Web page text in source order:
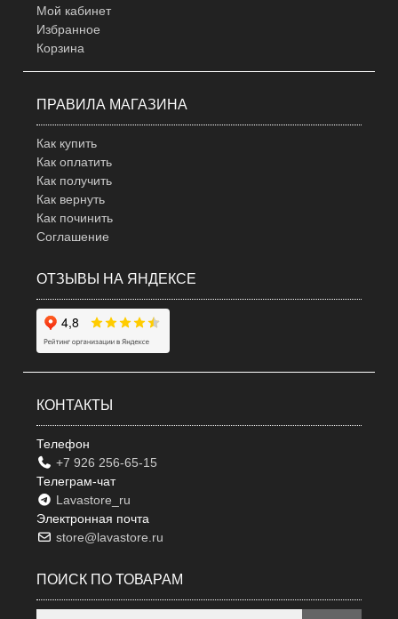
Мой кабинет
Избранное
Корзина
ПРАВИЛА МАГАЗИНА
Как купить
Как оплатить
Как получить
Как вернуть
Как починить
Соглашение
ОТЗЫВЫ НА ЯНДЕКСЕ
КОНТАКТЫ
Телефон
+7 926 256-65-15
Телеграм-чат
Lavastore_ru
Электронная почта
store@lavastore.ru
ПОИСК ПО ТОВАРАМ